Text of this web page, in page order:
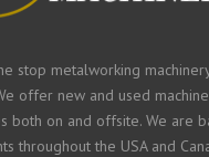
stop metalworking
offer new and used
both on and offsite. We are
throughout the USA and